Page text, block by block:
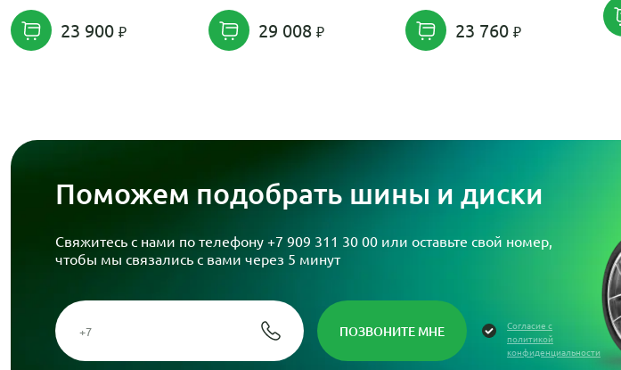
23 900 29 008 23 760
Поможем подобрать шины и диски
Свяжитесь с нами по телефону +7 909 311 30 00 или оставьте свой номер,
чтобы мы связались с вами через 5 минут
Согласие с
политикой
конфиденциальности